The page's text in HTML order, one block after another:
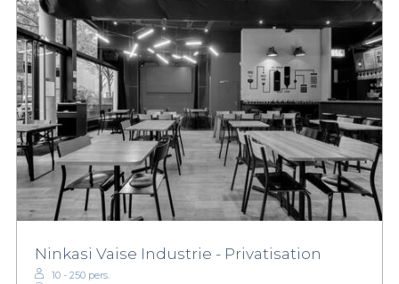
Ninkasi Vaise Industrie - Privatisation
10 - 250 pers.